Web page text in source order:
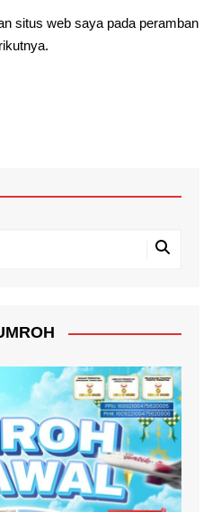
situs web saya pada peramban